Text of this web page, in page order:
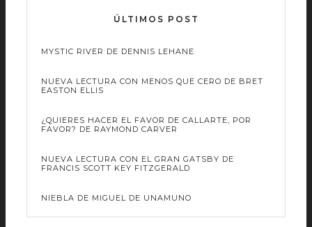
ÚLTIMOS POST
MYSTIC RIVER DE DENNIS LEHANE
NUEVA LECTURA CON MENOS QUE CERO DE BRET
EASTON ELLIS
¿QUIERES HACER EL FAVOR DE CALLARTE, POR
FAVOR? DE RAYMOND CARVER
NUEVA LECTURA CON EL GRAN GATSBY DE
FRANCIS SCOTT KEY FITZGERALD
NIEBLA DE MIGUEL DE UNAMUNO